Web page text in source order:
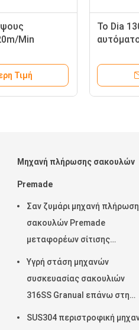
Min
Τιμή
Το Dia
60mm
Sealer
Μηχανή πλήρωσης σακουλών
Premade
Σαν ζυμάρι μηχανή
σακουλών Premade
μεταφορέων σίτισης
προϊόντων περιστροφική
σφράγιση 45ppm
Υγρή στάση μηχανών
συσκευασίας σακουλιών
316SS Granual επάνω στη
SUS304 περιστροφική